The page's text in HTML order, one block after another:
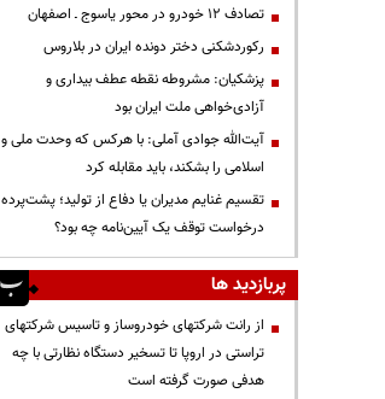
تصادف ۱۲ خودرو در محور یاسوج ـ اصفهان
رکوردشکنی دختر دونده ایران در بلاروس
پزشکیان: مشروطه نقطه عطف بیداری و
آزادی‌خواهی ملت ایران بود
آیت‌الله جوادی آملی: با هرکس که وحدت ملی و
اسلامی را بشکند، باید مقابله کرد
تقسیم غنایم مدیران یا دفاع از تولید؛ پشت‌پرده
درخواست توقف یک آیین‌نامه چه بود؟
پربازدید ها
از رانت‌ شرکتهای خودروساز و تاسیس شرکتهای
تراستی در اروپا تا تسخیر دستگاه نظارتی با چه
هدفی صورت گرفته است